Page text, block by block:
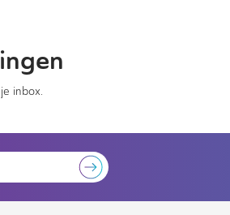
inbox.